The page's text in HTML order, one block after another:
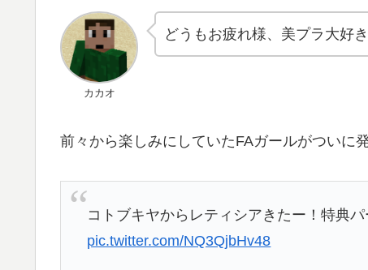
カカオ
どうもお疲れ様、美プラ大好
前々から楽しみにしていたFAガールがついに
コトブキヤからレティシアきたー！特典
pic.twitter.com/NQ3QjbHv48